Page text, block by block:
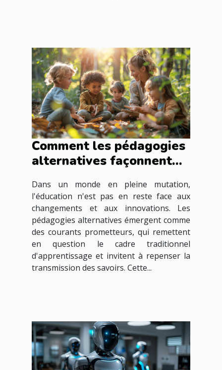
Comment les pédagogies
alternatives façonnent
Dans un monde en pleine mutation,
l'éducation n'est pas en reste face aux
changements et aux innovations. Les
pédagogies alternatives émergent comme
des courants prometteurs, qui remettent
en question le cadre traditionnel
d'apprentissage et invitent à repenser la
transmission des savoirs. Cette...